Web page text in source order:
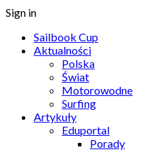
Sign in
Sailbook Cup
Aktualności
Polska
Świat
Motorowodne
Surfing
Artykuły
Eduportal
Porady